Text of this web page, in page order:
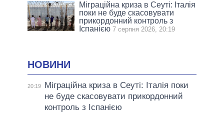
Міграційна криза в Сеуті: Італія
поки не буде скасовувати
прикордонний контроль з
Іспанією 7 серпня 2026, 20:19
НОВИНИ
20:19
Міграційна криза в Сеуті: Італія поки
не буде скасовувати прикордонний
контроль з Іспанією